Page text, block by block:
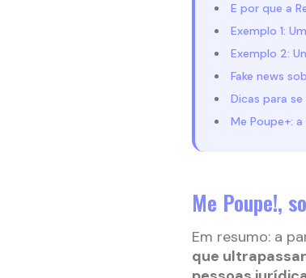
E por que a
Exemplo 1:
Exemplo 2:
Fake news
Dicas para
Me Poupe+:
Me Poupe!,
Em resumo: a
que